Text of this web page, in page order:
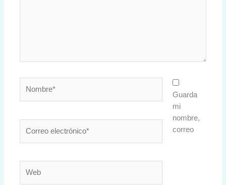
electrónico*
Guarda
mi
nombre,
correo